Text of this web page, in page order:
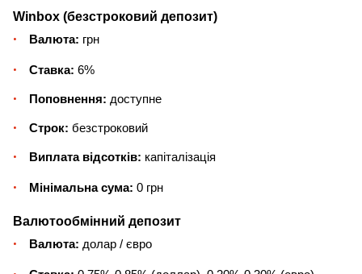
Winbox (безстроковий депозит)
Валюта: грн
Ставка: 6%
Поповнення: доступне
Строк: безстроковий
Виплата відсотків: капіталізація
Мінімальна сума: 0 грн
Валютообмінний депозит
Валюта: долар / євро